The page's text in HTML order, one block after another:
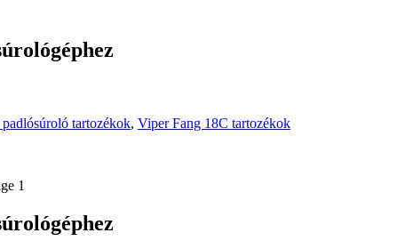
tartozékok, Viper Fang 18C tartozékok